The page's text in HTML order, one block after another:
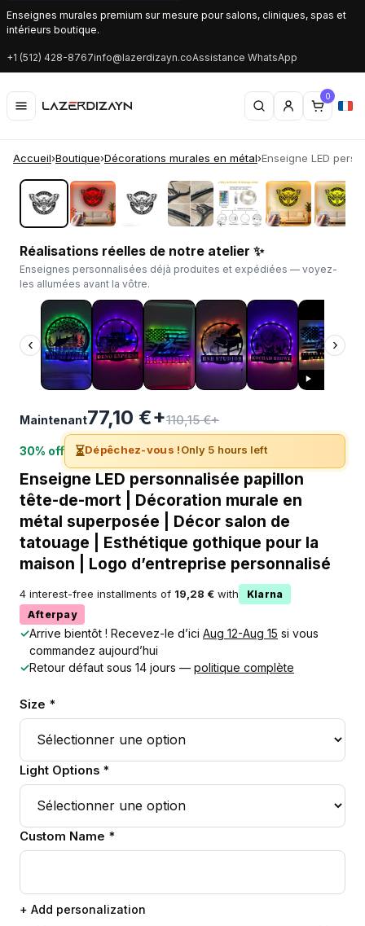
Enseignes murales premium sur mesure pour salons, cliniques, spas et
intérieurs boutique.
+1 (512) 428-8767info@lazerdizayn.coAssistance WhatsApp
0
Accueil›Boutique›Décorations murales en métal›Enseigne LED
‹ ›
Réalisations réelles de notre atelier ✨
Enseignes personnalisées déjà produites et expédiées — voyez-
les allumées avant la vôtre.
‹ ›
Maintenant77,10 €+110,15 €+
30% off ⏳Dépêchez-vous !Only 5 hours left
Enseigne LED personnalisée papillon
tête-de-mort | Décoration murale en
métal superposée | Décor salon de
tatouage | Esthétique gothique pour la
maison | Logo d’entreprise personnalisé
4 interest-free installments of 19,28 € with
Klarna
Afterpay
✓Arrive bientôt ! Recevez-le d’ici Aug 12-Aug 15 si vous
commandez aujourd’hui
✓Retour défaut sous 14 jours — politique complète
Size *
Light Options *
Custom Name *
+ Add personalization